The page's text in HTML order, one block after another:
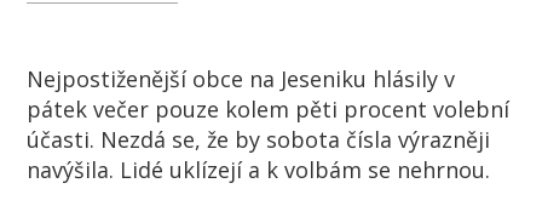
Nejpostiženější obce na Jeseniku hlásily v
pátek večer pouze kolem pěti procent volební
účasti. Nezdá se, že by sobota čísla výrazněji
navýšila. Lidé uklízejí a k volbám se nehrnou.